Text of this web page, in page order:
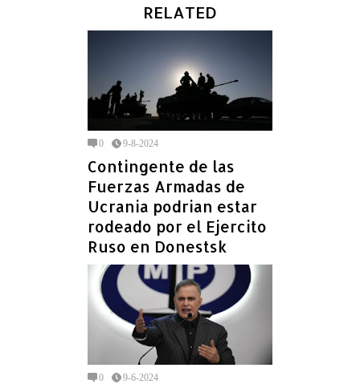
RELATED
0 9-8-2024
Contingente de las
Fuerzas Armadas de
Ucrania podrian estar
rodeado por el Ejercito
Ruso en Donestsk
0 9-6-2024